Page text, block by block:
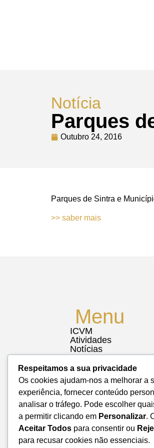
Notícia
Parques
Outubro 24, 2016
Parques de Sintra e
>> saber mais
Menu
ICVM
Atividades
Notícias
Biblioteca
Contactos
Mapa do Site
Respeitamos a sua privacidade
Os cookies ajudam-nos a melhorar a
experiência, fornecer conteúdo
analisar o tráfego. Pode escolher
a permitir clicando em Personalizar.
Aceitar Todos para consentir ou
para recusar cookies não essenciais.